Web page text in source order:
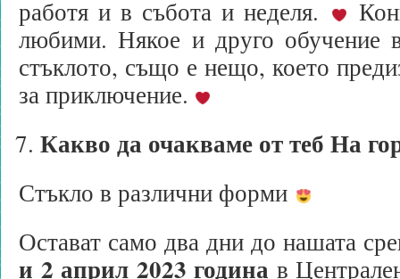
работя и в събота и неделя.
любими. Някое и друго обучение
стъклото, също е нещо, което
за приключение.
Какво да очакваме от теб На
Стъкло в различни форми
Остават само два дни до нашата
и 2 април 2023 година в